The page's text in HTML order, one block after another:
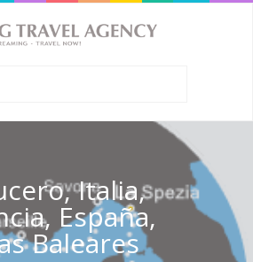
Italia,
España,
Baleares